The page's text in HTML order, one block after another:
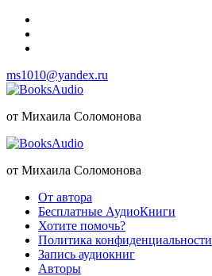
Перейти
содержимому
ms1010@yandex.ru
от Михаила Соломонова
от Михаила Соломонова
От автора
Бесплатные АудиоКниги
Хотите помочь?
Политика конфиденциальности
Запись аудиокниг
Авторы